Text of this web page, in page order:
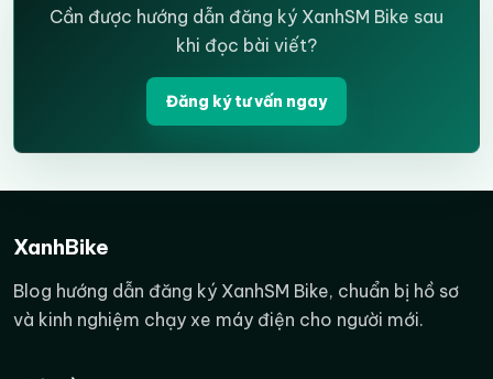
Cần được hướng dẫn đăng ký XanhSM Bike sau
khi đọc bài viết?
Đăng ký tư vấn ngay
XanhBike
Blog hướng dẫn đăng ký XanhSM Bike, chuẩn bị hồ sơ
và kinh nghiệm chạy xe máy điện cho người mới.